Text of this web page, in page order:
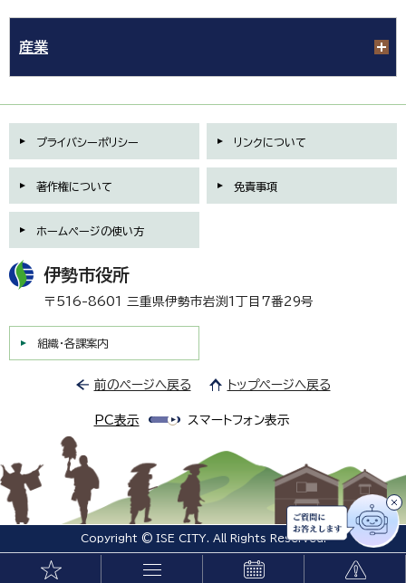
産業
プライバシーポリシー リンクについて
著作権について 免責事項
ホームページの使い方
伊勢市役所
〒516-8601 三重県伊勢市岩渕1丁目7番29号
組織・各課案内
前のページへ戻る トップページへ戻る
PC表示 スマートフォン表示
Copyright © ISE CITY. All Rights Reserved.